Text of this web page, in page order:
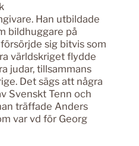
Han utbildade
bildhuggare på
sig bitvis som
världskriget flydde
judar, tillsammans
Det sägs att några
Svenskt Tenn och
träffade Anders
var vd för Georg